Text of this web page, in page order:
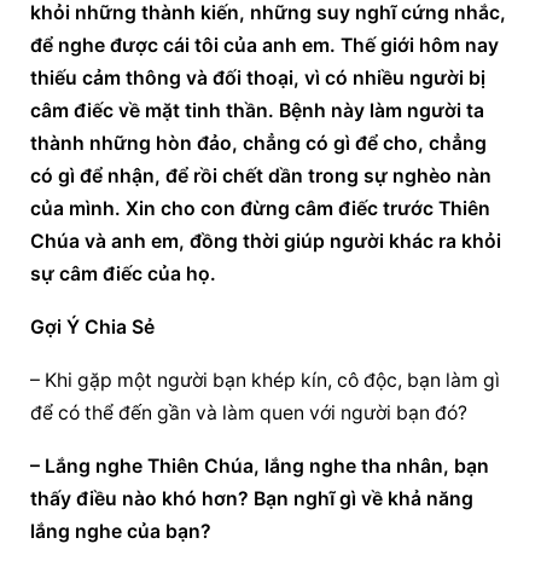
khỏi những thành kiến, những suy nghĩ cứng nhắc,
để nghe được cái tôi của anh em. Thế giới hôm nay
thiếu cảm thông và đối thoại, vì có nhiều người bị
câm điếc về mặt tinh thần. Bệnh này làm người ta
thành những hòn đảo, chẳng có gì để cho, chẳng
có gì để nhận, để rồi chết dần trong sự nghèo nàn
của mình. Xin cho con đừng câm điếc trước Thiên
Chúa và anh em, đồng thời giúp người khác ra khỏi
sự câm điếc của họ.
Gợi Ý Chia Sẻ
– Khi gặp một người bạn khép kín, cô độc, bạn làm gì
để có thể đến gần và làm quen với người bạn đó?
– Lắng nghe Thiên Chúa, lắng nghe tha nhân, bạn
thấy điều nào khó hơn? Bạn nghĩ gì về khả năng
lắng nghe của bạn?